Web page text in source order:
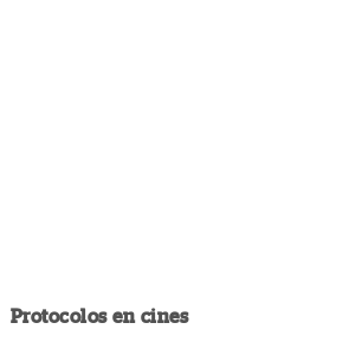
Protocolos en cines